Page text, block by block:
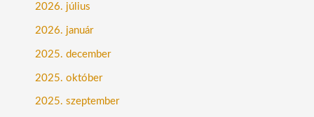
2026. július
2026. január
2025. december
2025. október
2025. szeptember